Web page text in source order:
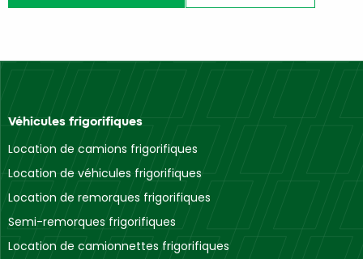
Véhicules frigorifiques
Location de camions frigorifiques
Location de véhicules frigorifiques
Location de remorques frigorifiques
Semi-remorques frigorifiques
Location de camionnettes frigorifiques